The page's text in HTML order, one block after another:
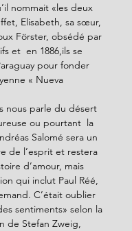
nommait «les deux
Elisabeth, sa sœur,
Förster, obsédé par
et  en 1886,ils se
pour fonder
« Nueva
nous parle du désert
ou pourtant  la
Salomé sera un
de l’esprit et restera
d’amour, mais
qui inclut Paul Réé,
C’était oublier
sentiments» selon la
de Stefan Zweig,